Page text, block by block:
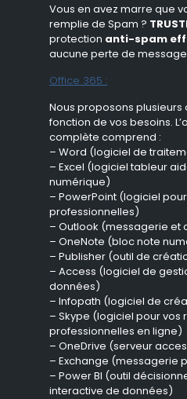
Vous en avez marre que
remplie de Spam ?
protection anti-spam
aucune perte de
Office 365 :
Nous proposons plusieurs
fonction de vos besoins.
complète comprend :
– Word (logiciel de
– Excel (logiciel tableur
numérique)
– PowerPoint (logiciel
professionnelles)
– Outlook (messagerie et
– OneNote (bloc note
– Publisher (outil de
– Access (logiciel de
données)
– Infopath (logiciel de
– Skype (logiciel pour vos
professionnelles en ligne)
– OneDrive (serveur
– Exchange (messagerie
– Power BI (outil
interactive de données)